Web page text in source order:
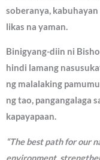
soberanya, kabuhayan
likas na yaman.
Binigyang-diin ni
hindi lamang
ng malalaking
ng tao, pangangalaga
kapayapaan.
“The best path for our
environment,